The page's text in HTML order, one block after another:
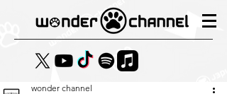
wonder channel